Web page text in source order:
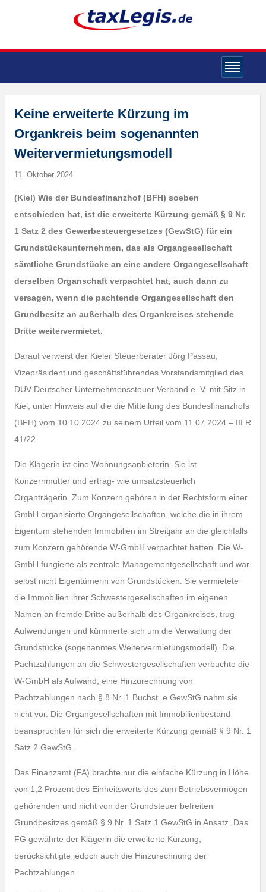
Keine erweiterte Kürzung im
Organkreis beim sogenannten
Weitervermietungsmodell
11. Oktober 2024
(Kiel) Wie der Bundesfinanzhof (BFH) soeben
entschieden hat, ist die erweiterte Kürzung gemäß § 9 Nr.
1 Satz 2 des Gewerbesteuergesetzes (GewStG) für ein
Grundstücksunternehmen, das als Organgesellschaft
sämtliche Grundstücke an eine andere Organgesellschaft
derselben Organschaft verpachtet hat, auch dann zu
versagen, wenn die pachtende Organgesellschaft den
Grundbesitz an außerhalb des Organkreises stehende
Dritte weitervermietet.
Darauf verweist der Kieler Steuerberater Jörg Passau,
Vizepräsident und geschäftsführendes Vorstandsmitglied des
DUV Deutscher Unternehmenssteuer Verband e. V. mit Sitz in
Kiel, unter Hinweis auf die die Mitteilung des Bundesfinanzhofs
(BFH) vom 10.10.2024 zu seinem Urteil vom 11.07.2024 – III R
41/22.
Die Klägerin ist eine Wohnungsanbieterin. Sie ist
Konzernmutter und ertrag- wie umsatzsteuerlich
Organträgerin. Zum Konzern gehören in der Rechtsform einer
GmbH organisierte Organgesellschaften, welche die in ihrem
Eigentum stehenden Immobilien im Streitjahr an die gleichfalls
zum Konzern gehörende W-GmbH verpachtet hatten. Die W-
GmbH fungierte als zentrale Managementgesellschaft und war
selbst nicht Eigentümerin von Grundstücken. Sie vermietete
die Immobilien ihrer Schwestergesellschaften im eigenen
Namen an fremde Dritte außerhalb des Organkreises, trug
Aufwendungen und kümmerte sich um die Verwaltung der
Grundstücke (sogenanntes Weitervermietungsmodell). Die
Pachtzahlungen an die Schwestergesellschaften verbuchte die
W-GmbH als Aufwand; eine Hinzurechnung von
Pachtzahlungen nach § 8 Nr. 1 Buchst. e GewStG nahm sie
nicht vor. Die Organgesellschaften mit Immobilienbestand
beanspruchten für sich die erweiterte Kürzung gemäß § 9 Nr. 1
Satz 2 GewStG.
Das Finanzamt (FA) brachte nur die einfache Kürzung in Höhe
von 1,2 Prozent des Einheitswerts des zum Betriebsvermögen
gehörenden und nicht von der Grundsteuer befreiten
Grundbesitzes gemäß § 9 Nr. 1 Satz 1 GewStG in Ansatz. Das
FG gewährte der Klägerin die erweiterte Kürzung,
berücksichtigte jedoch auch die Hinzurechnung der
Pachtzahlungen.